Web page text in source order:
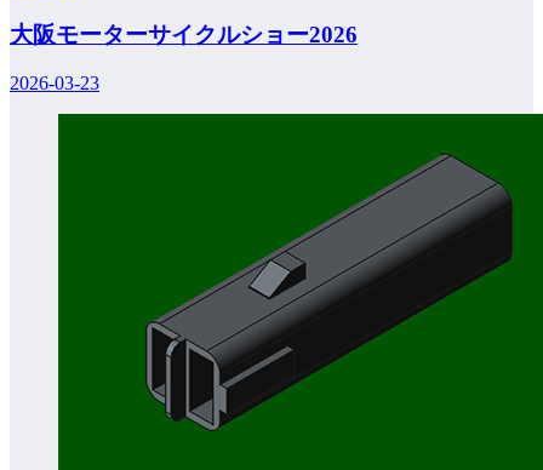
大阪モーターサイクルショー2026
2026-03-23